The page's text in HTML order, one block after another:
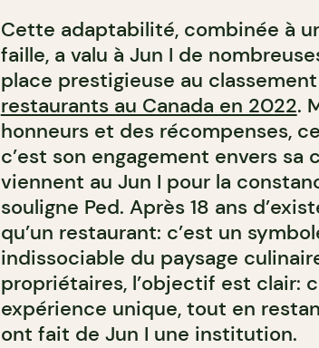
Cette adaptabilité, combinée à
faille, a valu à Jun I de
place prestigieuse au
restaurants au Canada en 2022.
honneurs et des récompenses,
c’est son engagement envers sa
viennent au Jun I pour la
souligne Ped. Après 18 ans
qu’un restaurant: c’est un
indissociable du paysage
propriétaires, l’objectif est clair:
expérience unique, tout en
ont fait de Jun I une institution.